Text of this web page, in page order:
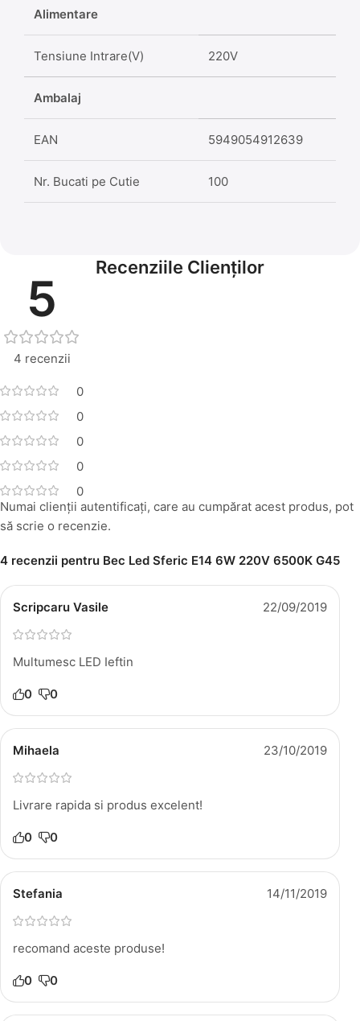
Alimentare
Tensiune Intrare(V) 220V
Ambalaj
EAN 5949054912639
Nr. Bucati pe Cutie 100
Recenziile Clienților
5
4 recenzii
0
0
0
0
0
4 recenzii pentru Bec Led Sferic E14 6W 220V 6500K G45
Scripcaru Vasile 22/09/2019
Multumesc LED Ieftin
0 0
Mihaela 23/10/2019
Livrare rapida si produs excelent!
0 0
Stefania 14/11/2019
recomand aceste produse!
0 0
Numai clienții autentificați, care au cumpărat acest produs, pot
să scrie o recenzie.